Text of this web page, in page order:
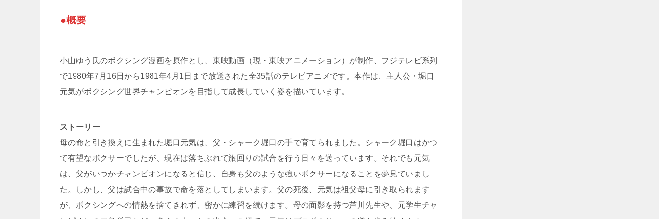
●概要
小山ゆう氏のボクシング漫画を原作とし、東映動画（現・東映アニメーション）が制作、フジテレビ系列
で1980年7月16日から1981年4月1日まで放送された全35話のテレビアニメです。本作は、主人公・堀口
元気がボクシング世界チャンピオンを目指して成長していく姿を描いています。
ストーリー
母の命と引き換えに生まれた堀口元気は、父・シャーク堀口の手で育てられました。シャーク堀口はかつ
て有望なボクサーでしたが、現在は落ちぶれて旅回りの試合を行う日々を送っています。それでも元気
は、父がいつかチャンピオンになると信じ、自身も父のような強いボクサーになることを夢見ていまし
た。しかし、父は試合中の事故で命を落としてしまいます。父の死後、元気は祖父母に引き取られます
が、ボクシングへの情熱を捨てきれず、密かに練習を続けます。母の面影を持つ芦川先生や、元学生チャ